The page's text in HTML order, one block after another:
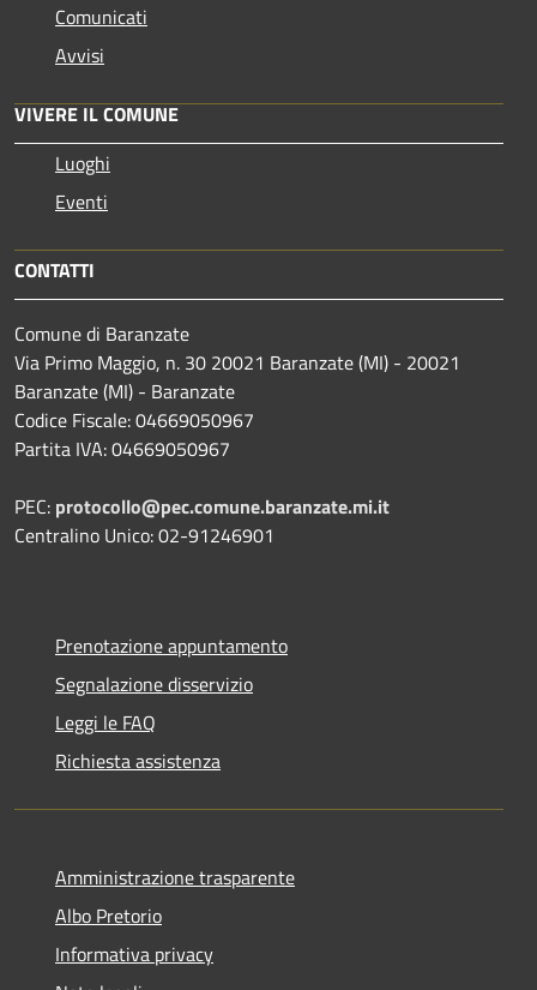
Comunicati
Avvisi
VIVERE IL COMUNE
Luoghi
Eventi
CONTATTI
Comune di Baranzate
Via Primo Maggio, n. 30 20021 Baranzate (MI) - 20021
Baranzate (MI) - Baranzate
Codice Fiscale: 04669050967
Partita IVA: 04669050967
PEC: protocollo@pec.comune.baranzate.mi.it
Centralino Unico: 02-91246901
Prenotazione appuntamento
Segnalazione disservizio
Leggi le FAQ
Richiesta assistenza
Amministrazione trasparente
Albo Pretorio
Informativa privacy